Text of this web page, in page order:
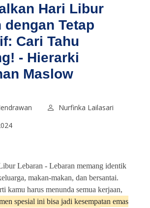
Hari Libur
dengan Tetap
Cari Tahu
- Hierarki
Maslow
Nurfinka Lailasari
Lebaran - Lebaran memang identik
makan-makan, dan bersantai.
kamu harus menunda semua kerjaan,
spesial ini bisa jadi kesempatan emas